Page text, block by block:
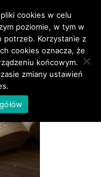
cookies w celu
poziomie, w tym w
potrzeb. Korzystanie z
cookies oznacza, że
końcowym.
zmiany ustawień